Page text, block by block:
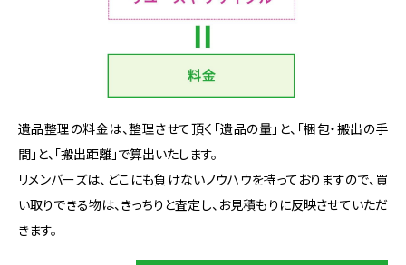
遺品整理の料金は、整理させて頂く「遺品の量」と、「梱包・搬出の手
間」と、「搬出距離」で算出いたします。
リメンバーズは、どこにも負けないノウハウを持っておりますので、買
い取りできる物は、きっちりと査定し、お見積もりに反映させていただ
きます。